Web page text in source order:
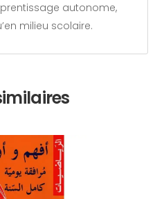
autonome,
milieu scolaire.